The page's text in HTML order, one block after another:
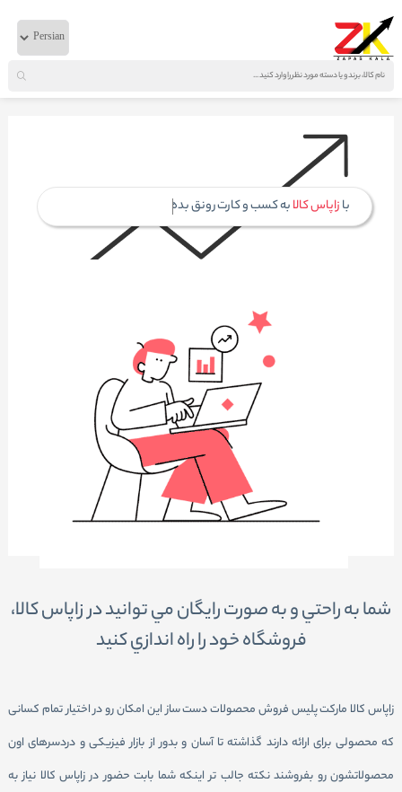
خانه درخواست حساب فروشنده
بازاپاس کالابه کسب و کارت رونق بده
شما به راحتي و به صورت رايگان مي توانيد در زاپاس کالا،
فروشگاه خود را راه اندازي كنيد
زاپاس کالا مارکت پلیس فروش محصولات دست ساز این امکان رو در اختیار تمام کسانی
که محصولی برای ارائه دارند گذاشته تا آسان و بدور از بازار فیزیکی و دردسر‌های اون
محصولاتشون رو بفروشند نکته جالب تر اینکه شما بابت حضور در زاپاس کالا نیاز به